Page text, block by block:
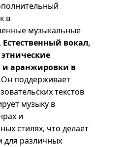
в
музыкальные
Естественный вокал,
и аранжировки в
Он поддерживает
текстов
музыку в
и
стилях, что делает
для различных